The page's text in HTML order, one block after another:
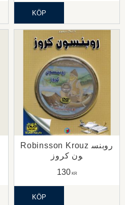
KÖP
Robinsson Krouz روبنس
ون كروز
130KR
KÖP